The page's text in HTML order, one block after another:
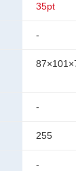
35pt
-
-
255
-